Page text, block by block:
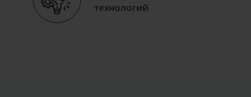
технологий